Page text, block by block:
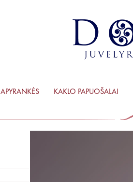
APYRANKĖS KAKLO PAPUOŠALAI